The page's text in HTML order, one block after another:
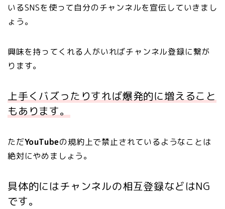
いるSNSを使って自分のチャンネルを宣伝していきまし
ょう。
興味を持ってくれる人がいればチャンネル登録に繋が
ります。
上手くバズったりすれば爆発的に増えること
もあります。
ただYouTubeの規約上で禁止されているようなことは
絶対にやめましょう。
具体的にはチャンネルの相互登録などはNG
です。